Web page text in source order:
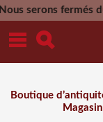
fermés du
Boutique